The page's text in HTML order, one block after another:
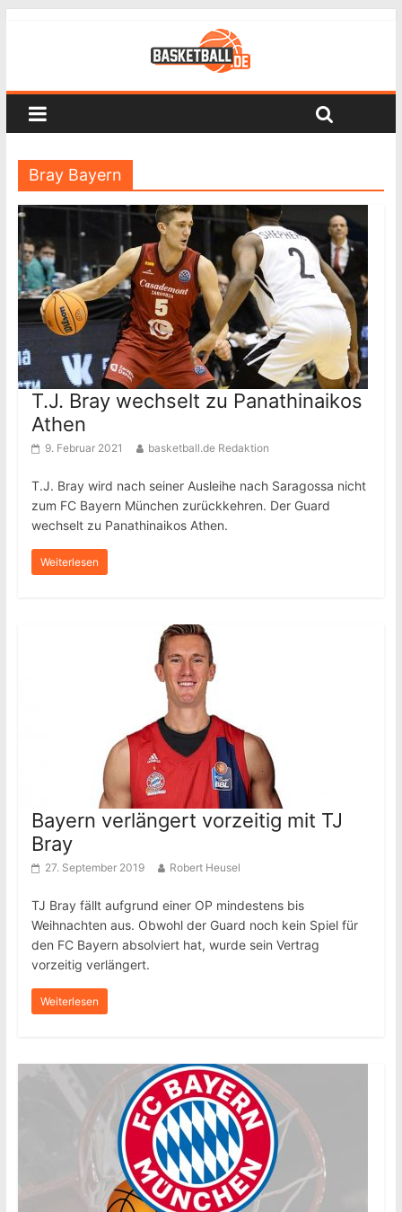
Bray Bayern
T.J. Bray wechselt zu Panathinaikos
Athen
9. Februar 2021 basketball.de Redaktion
T.J. Bray wird nach seiner Ausleihe nach Saragossa nicht
zum FC Bayern München zurückkehren. Der Guard
wechselt zu Panathinaikos Athen.
Weiterlesen
Bayern verlängert vorzeitig mit TJ
Bray
27. September 2019 Robert Heusel
TJ Bray fällt aufgrund einer OP mindestens bis
Weihnachten aus. Obwohl der Guard noch kein Spiel für
den FC Bayern absolviert hat, wurde sein Vertrag
vorzeitig verlängert.
Weiterlesen